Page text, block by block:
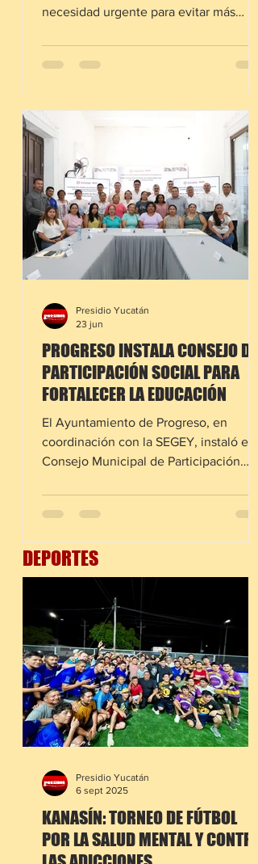
necesidad urgente para evitar más
Osante Solís, quien respaldó el
proyecto de ampliación de la vía, pero
manejo de los recursos públicos
destinados a la obra. Ante el
incremento del flujo vehicular por el
periodo vacacional, el legislador señaló
que esta carretera representa un riesgo
constante debido a sus tramos
angostos, la falta de acota
PROGRESO INSTALA CONSEJO DE
PARTICIPACIÓN SOCIAL PARA
FORTALECER LA EDUCACIÓN
El Ayuntamiento de Progreso, en
coordinación con la SEGEY, instaló el
Consejo Municipal de Participación
que impulsará la colaboración entre
autoridades, docentes, madres y padres
de familia para fortalecer la calidad
educativa en el municipio. Durante la
ceremonia, el alcalde Erik Rihani
González tomó protesta a las y los
integrantes del consejo y presentó a
Nora Leorline González Pech como
presidenta del organismo. Autoridades
estatales
Presidio Yucatán
23 jun
DEPORTES
KANASÍN: TORNEO DE FÚTBOL
POR LA SALUD MENTAL Y CONTRA
Presidio Yucatán
6 sept 2025